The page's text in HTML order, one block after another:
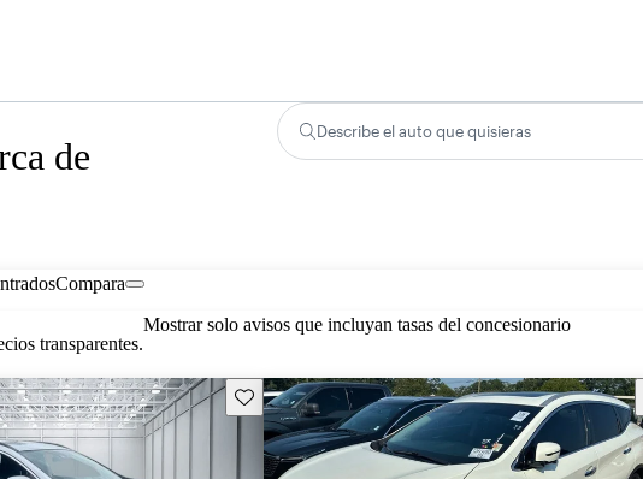
de
Describe el auto que quisieras
Compara
transparentes.
Mostrar solo avisos que incluyan tasas del concesionario
Guarda este Aviso